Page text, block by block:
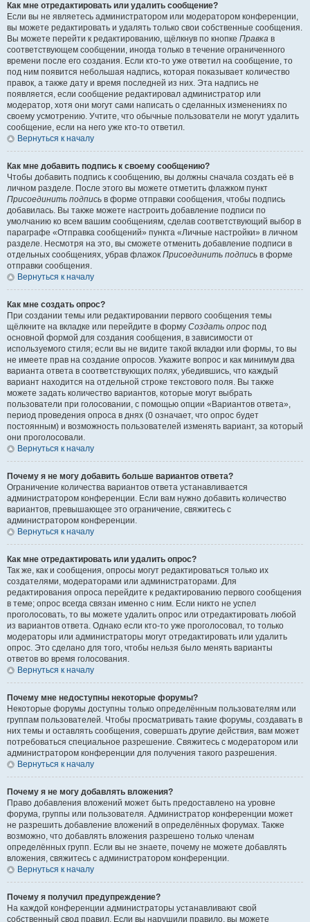
Как мне отредактировать или удалить сообщение?
Если вы не являетесь администратором или модератором конференции,
вы можете редактировать и удалять только свои собственные сообщения.
Вы можете перейти к редактированию, щёлкнув по кнопке Правка в
соответствующем сообщении, иногда только в течение ограниченного
времени после его создания. Если кто-то уже ответил на сообщение, то
под ним появится небольшая надпись, которая показывает количество
правок, а также дату и время последней из них. Эта надпись не
появляется, если сообщение редактировал администратор или
модератор, хотя они могут сами написать о сделанных изменениях по
своему усмотрению. Учтите, что обычные пользователи не могут удалить
сообщение, если на него уже кто-то ответил.
Вернуться к началу
Как мне добавить подпись к своему сообщению?
Чтобы добавить подпись к сообщению, вы должны сначала создать её в
личном разделе. После этого вы можете отметить флажком пункт
Присоединить подпись в форме отправки сообщения, чтобы подпись
добавилась. Вы также можете настроить добавление подписи по
умолчанию ко всем вашим сообщениям, сделав соответствующий выбор в
параграфе «Отправка сообщений» пункта «Личные настройки» в личном
разделе. Несмотря на это, вы сможете отменить добавление подписи в
отдельных сообщениях, убрав флажок Присоединить подпись в форме
отправки сообщения.
Вернуться к началу
Как мне создать опрос?
При создании темы или редактировании первого сообщения темы
щёлкните на вкладке или перейдите в форму Создать опрос под
основной формой для создания сообщения, в зависимости от
используемого стиля; если вы не видите такой вкладки или формы, то вы
не имеете прав на создание опросов. Укажите вопрос и как минимум два
варианта ответа в соответствующих полях, убедившись, что каждый
вариант находится на отдельной строке текстового поля. Вы также
можете задать количество вариантов, которые могут выбрать
пользователи при голосовании, с помощью опции «Вариантов ответа»,
период проведения опроса в днях (0 означает, что опрос будет
постоянным) и возможность пользователей изменять вариант, за который
они проголосовали.
Вернуться к началу
Почему я не могу добавить больше вариантов ответа?
Ограничение количества вариантов ответа устанавливается
администратором конференции. Если вам нужно добавить количество
вариантов, превышающее это ограничение, свяжитесь с
администратором конференции.
Вернуться к началу
Как мне отредактировать или удалить опрос?
Так же, как и сообщения, опросы могут редактироваться только их
создателями, модераторами или администраторами. Для
редактирования опроса перейдите к редактированию первого сообщения
в теме; опрос всегда связан именно с ним. Если никто не успел
проголосовать, то вы можете удалить опрос или отредактировать любой
из вариантов ответа. Однако если кто-то уже проголосовал, то только
модераторы или администраторы могут отредактировать или удалить
опрос. Это сделано для того, чтобы нельзя было менять варианты
ответов во время голосования.
Вернуться к началу
Почему мне недоступны некоторые форумы?
Некоторые форумы доступны только определённым пользователям или
группам пользователей. Чтобы просматривать такие форумы, создавать в
них темы и оставлять сообщения, совершать другие действия, вам может
потребоваться специальное разрешение. Свяжитесь с модератором или
администратором конференции для получения такого разрешения.
Вернуться к началу
Почему я не могу добавлять вложения?
Право добавления вложений может быть предоставлено на уровне
форума, группы или пользователя. Администратор конференции может
не разрешить добавление вложений в определённых форумах. Также
возможно, что добавлять вложения разрешено только членам
определённых групп. Если вы не знаете, почему не можете добавлять
вложения, свяжитесь с администратором конференции.
Вернуться к началу
Почему я получил предупреждение?
На каждой конференции администраторы устанавливают свой
собственный свод правил. Если вы нарушили правило, вы можете